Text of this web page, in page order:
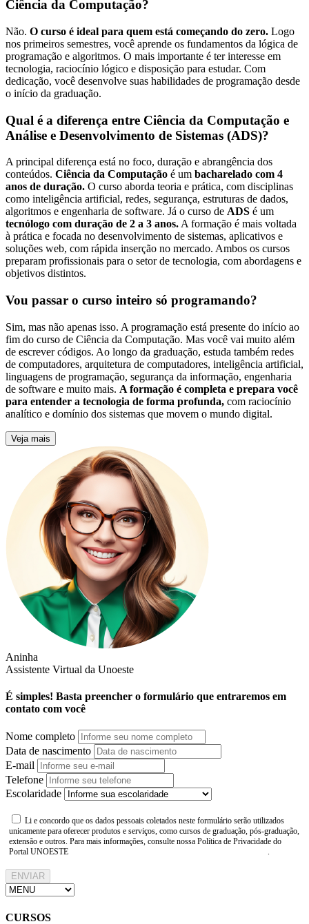
Ciência da Computação?
Não. O curso é ideal para quem está começando do zero. Logo
nos primeiros semestres, você aprende os fundamentos da lógica de
programação e algoritmos. O mais importante é ter interesse em
tecnologia, raciocínio lógico e disposição para estudar. Com
dedicação, você desenvolve suas habilidades de programação desde
o início da graduação.
Qual é a diferença entre Ciência da Computação e
Análise e Desenvolvimento de Sistemas (ADS)?
A principal diferença está no foco, duração e abrangência dos
conteúdos. Ciência da Computação é um bacharelado com 4
anos de duração. O curso aborda teoria e prática, com disciplinas
como inteligência artificial, redes, segurança, estruturas de dados,
algoritmos e engenharia de software. Já o curso de ADS é um
tecnólogo com duração de 2 a 3 anos. A formação é mais voltada
à prática e focada no desenvolvimento de sistemas, aplicativos e
soluções web, com rápida inserção no mercado. Ambos os cursos
preparam profissionais para o setor de tecnologia, com abordagens e
objetivos distintos.
Vou passar o curso inteiro só programando?
Sim, mas não apenas isso. A programação está presente do início ao
fim do curso de Ciência da Computação. Mas você vai muito além
de escrever códigos. Ao longo da graduação, estuda também redes
de computadores, arquitetura de computadores, inteligência artificial,
linguagens de programação, segurança da informação, engenharia
de software e muito mais. A formação é completa e prepara você
para entender a tecnologia de forma profunda, com raciocínio
analítico e domínio dos sistemas que movem o mundo digital.
Veja mais
Aninha
Assistente Virtual da Unoeste
É simples! Basta preencher o formulário que entraremos em
contato com você
Nome completo
Data de nascimento
E-mail
Telefone
Escolaridade
Li e concordo que os dados pessoais coletados neste formulário serão utilizados
unicamente para oferecer produtos e serviços, como cursos de graduação, pós-graduação,
extensão e outros. Para mais informações, consulte nossa Política de Privacidade do
Portal UNOESTE
.
ENVIAR
CURSOS